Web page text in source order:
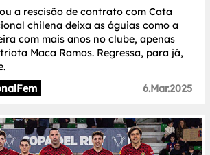
a rescisão de contrato com Cata
chilena deixa as águias como a
com mais anos no clube, apenas
Maca Ramos. Regressa, para já,
6.Mar.2025